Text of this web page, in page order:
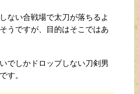
ない合戦場で太刀が落ちるよ
うですが、目的はそこではあ
でしかドロップしない刀剣男
す。